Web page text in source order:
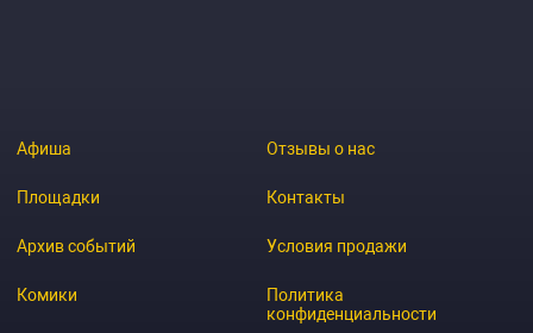
Афиша
Площадки
Архив событий
Комики
Отзывы о нас
Контакты
Условия продажи
Политика
конфиденциальности